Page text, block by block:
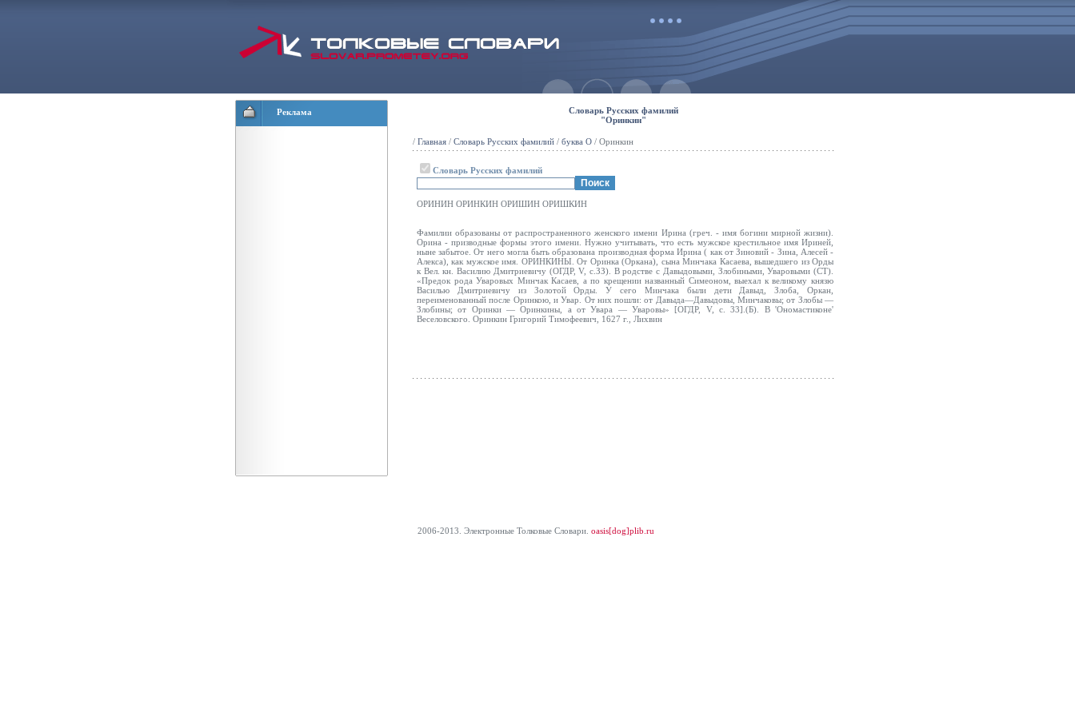
Реклама
Словарь Русских фамилий
"Оринкин"
/ Главная / Словарь Русских фамилий / буква О / Оринкин
Словарь Русских фамилий
ОРИНИН ОРИНКИН ОРИШИН ОРИШКИН
Фамилии образованы от распространенного женского имени Ирина (греч. - имя богини мирной жизни).
Орина - призводные формы этого имени. Нужно учитывать, что есть мужское крестильное имя Ириней,
ныне забытое. От него могла быть образована производная форма Ирина ( как от Зиновий - Зина, Алесей -
Алекса), как мужское имя. ОРИНКИНЫ. От Оринка (Оркана), сына Минчака Касаева, вышедшего из Орды
к Вел. кн. Василию Дмитриевичу (ОГДР, V, с.ЗЗ). В родстве с Давыдовыми, Злобиными, Уваровыми (СТ).
«Предок рода Уваровых Минчак Касаев, а по крещении названный Симеоном, выехал к великому князю
Василью Дмитриевичу из Золотой Орды. У сего Минчака были дети Давыд, Злоба, Оркан,
переименованный после Оринкою, и Увар. От них пошли: от Давыда—Давыдовы, Минчаковы; от Злобы —
Злобины; от Оринки — Оринкины, а от Увара — Уваровы» [ОГДР, V, с. 33].(Б). В 'Ономастиконе'
Веселовского. Оринкин Григорий Тимофеевич, 1627 г., Лихвин
2006-2013. Электронные Толковые Cловари. oasis[dog]plib.ru